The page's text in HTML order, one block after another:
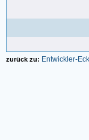
zurück zu: Entwickler-